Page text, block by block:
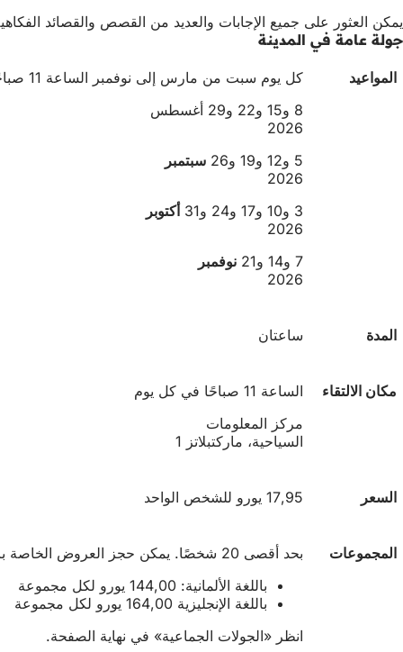
يمكن العثور على جميع الإجابات والعديد من القصص والقصائد
جولة عامة في المدينة
المواعيد
كل يوم سبت من مارس إلى نوفمبر الساعة 11 صباحًا، بالإضافة إلى موعد إضافي في ديسمبر.
8 و15 و22 و29 أغسطس
2026
5 و12 و19 و26
سبتمبر
2026
3 و10 و17 و24 و31
أكتوبر
2026
7 و14 و21
نوفمبر
2026
المدة ساعتان
مكان الالتقاء
الساعة 11 صباحًا في كل يوم
مركز المعلومات
السياحية، ماركتبلاتز 1
السعر 17,95 يورو للشخص الواحد
المجموعات
بحد أقصى 20 شخصًا. يمكن حجز العروض الخاصة بالمجموعات الصغيرة والكبيرة في أي وقت بناءً على الطلب.
باللغة الألمانية: 144,00 يورو لكل مجموعة
باللغة الإنجليزية 164,00 يورو لكل مجموعة
انظر «الجولات الجماعية» في نهاية الصفحة.